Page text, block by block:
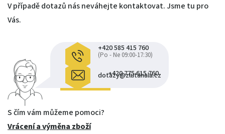
V případě dotazů nás neváhejte kontaktovat. Jsme tu pro
Vás.
+420 585 415 760
(Po - Ne 09:00-17:30)
+420 775 615 760
dotazy@zlutahala.cz
S čím vám můžeme pomoci?
Vrácení a výměna zboží